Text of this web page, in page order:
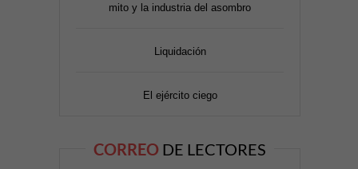
mito y la industria del asombro
Liquidación
El ejército ciego
CORREO DE LECTORES